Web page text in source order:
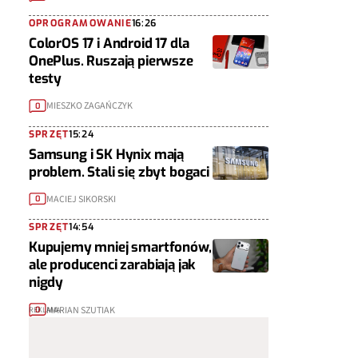
OPROGRAMOWANIE16:26
ColorOS 17 i Android 17 dla
OnePlus. Ruszają pierwsze
testy
0 MIESZKO ZAGAŃCZYK
SPRZĘT15:24
Samsung i SK Hynix mają
problem. Stali się zbyt bogaci
0 MACIEJ SIKORSKI
SPRZĘT14:54
Kupujemy mniej smartfonów,
ale producenci zarabiają jak
nigdy
0 MARIAN SZUTIAK